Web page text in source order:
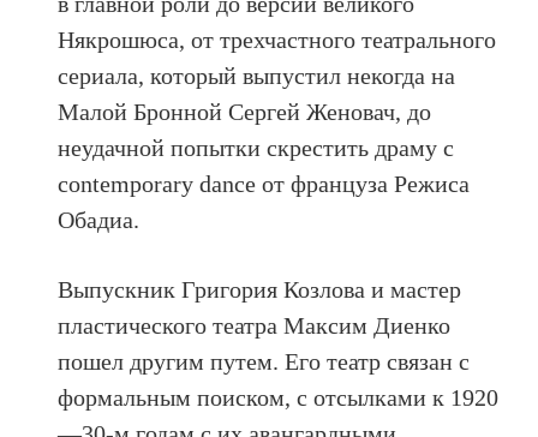
Някрошюса, от трехчастного театрального
сериала, который выпустил некогда на
Малой Бронной Сергей Женовач, до
неудачной попытки скрестить драму с
contemporary dance от француза Режиса
Обадиа.
Выпускник Григория Козлова и мастер
пластического театра Максим Диенко
пошел другим путем. Его театр связан с
формальным поиском, с отсылками к 1920